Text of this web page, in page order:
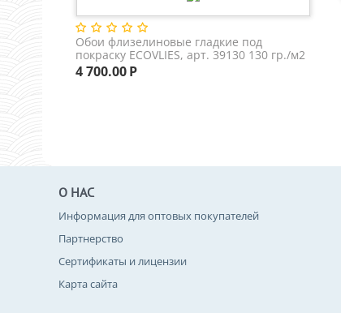
Обои флизелиновые гладкие под
покраску ECOVLIES, арт. 39130 130 гр./м2
4 700.00Р
О НАС
Информация для оптовых покупателей
Партнерство
Сертификаты и лицензии
Карта сайта